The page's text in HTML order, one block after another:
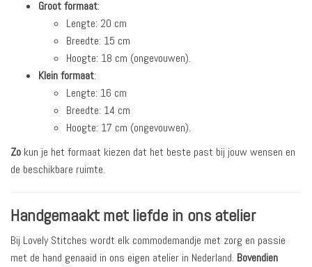
Groot formaat:
Lengte: 20 cm
Breedte: 15 cm
Hoogte: 18 cm (ongevouwen).
Klein formaat:
Lengte: 16 cm
Breedte: 14 cm
Hoogte: 17 cm (ongevouwen).
Zo kun je het formaat kiezen dat het beste past bij jouw wensen en
de beschikbare ruimte.
Handgemaakt met liefde in ons atelier
Bij Lovely Stitches wordt elk commodemandje met zorg en passie
met de hand genaaid in ons eigen atelier in Nederland. Bovendien